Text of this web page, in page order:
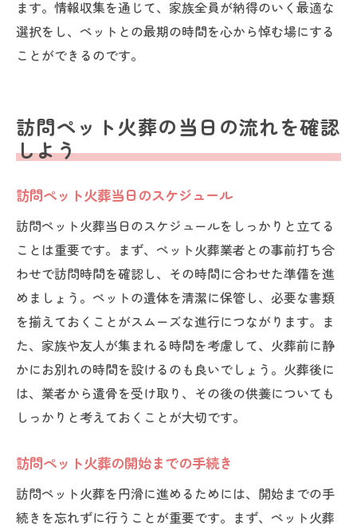
ます。情報収集を通じて、家族全員が納得のいく最適な
選択をし、ペットとの最期の時間を心から悼む場にする
ことができるのです。
訪問ペット火葬の当日の流れを確認
しよう
訪問ペット火葬当日のスケジュール
訪問ペット火葬当日のスケジュールをしっかりと立てる
ことは重要です。まず、ペット火葬業者との事前打ち合
わせで訪問時間を確認し、その時間に合わせた準備を進
めましょう。ペットの遺体を清潔に保管し、必要な書類
を揃えておくことがスムーズな進行につながります。ま
た、家族や友人が集まれる時間を考慮して、火葬前に静
かにお別れの時間を設けるのも良いでしょう。火葬後に
は、業者から遺骨を受け取り、その後の供養についても
しっかりと考えておくことが大切です。
訪問ペット火葬の開始までの手続き
訪問ペット火葬を円滑に進めるためには、開始までの手
続きを忘れずに行うことが重要です。まず、ペット火葬